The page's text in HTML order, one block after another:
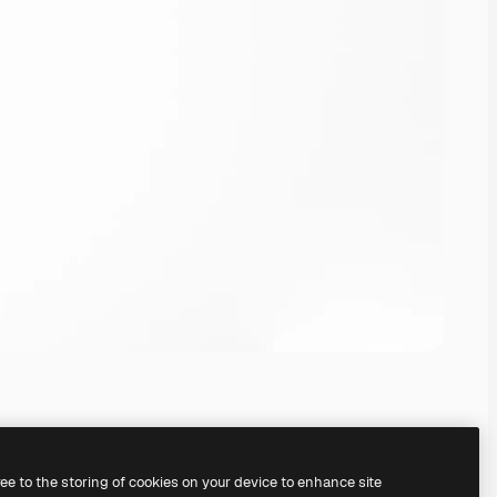
to the storing of cookies on your device to enhance site